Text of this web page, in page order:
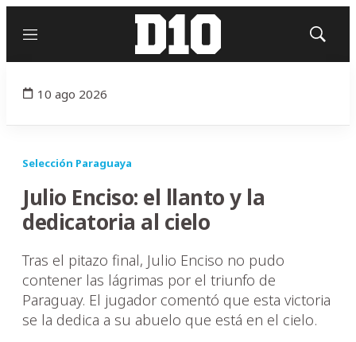
Menú
Mostrar
10 ago 2026
Selección Paraguaya
Julio Enciso: el llanto y la
dedicatoria al cielo
Tras el pitazo final, Julio Enciso no pudo
contener las lágrimas por el triunfo de
Paraguay. El jugador comentó que esta victoria
se la dedica a su abuelo que está en el cielo.